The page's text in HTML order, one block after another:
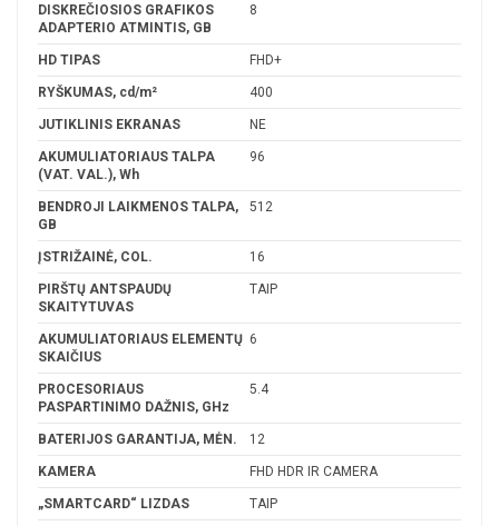
DISKREČIOSIOS GRAFIKOS
ADAPTERIO ATMINTIS, GB
8
HD TIPAS FHD+
RYŠKUMAS, cd/m² 400
JUTIKLINIS EKRANAS NE
AKUMULIATORIAUS TALPA
(VAT. VAL.), Wh
96
BENDROJI LAIKMENOS TALPA,
GB
512
ĮSTRIŽAINĖ, COL. 16
PIRŠTŲ ANTSPAUDŲ
SKAITYTUVAS
TAIP
AKUMULIATORIAUS ELEMENTŲ
SKAIČIUS
6
PROCESORIAUS
PASPARTINIMO DAŽNIS, GHz
5.4
BATERIJOS GARANTIJA, MĖN. 12
KAMERA FHD HDR IR CAMERA
„SMARTCARD“ LIZDAS TAIP